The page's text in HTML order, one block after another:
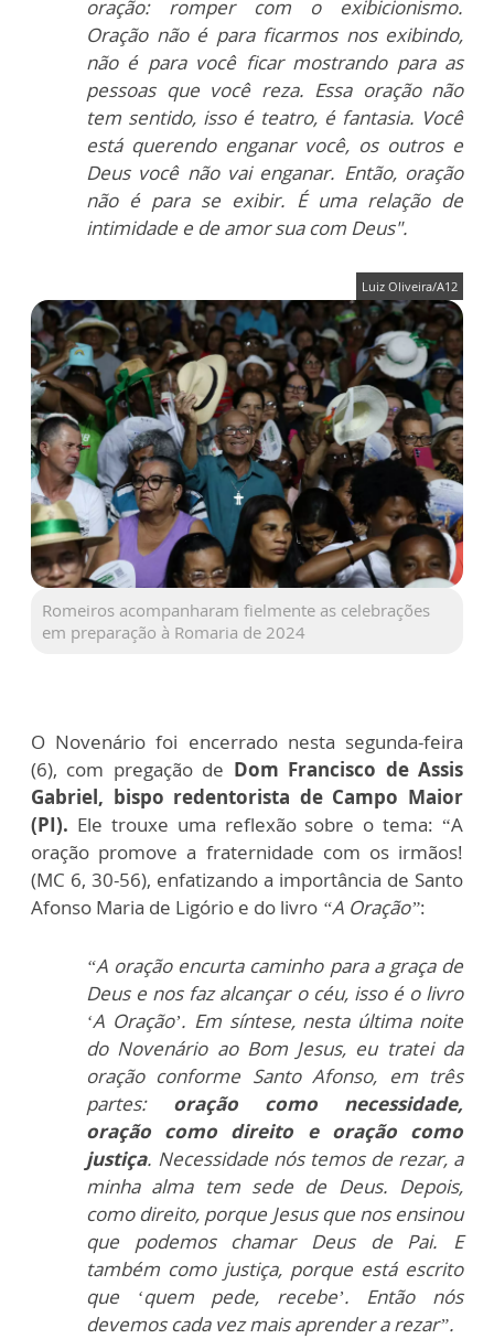
oração: romper com o exibicionismo.
Oração não é para ficarmos nos exibindo,
não é para você ficar mostrando para as
pessoas que você reza. Essa oração não
tem sentido, isso é teatro, é fantasia. Você
está querendo enganar você, os outros e
Deus você não vai enganar. Então, oração
não é para se exibir. É uma relação de
intimidade e de amor sua com Deus".
Luiz Oliveira/A12
Romeiros acompanharam fielmente as celebrações
em preparação à Romaria de 2024
O Novenário foi encerrado nesta segunda-feira
(6), com pregação de Dom Francisco de Assis
Gabriel, bispo redentorista de Campo Maior
(PI). Ele trouxe uma reflexão sobre o tema: “A
oração promove a fraternidade com os irmãos!
(MC 6, 30-56), enfatizando a importância de Santo
Afonso Maria de Ligório e do livro “A Oração”:
“A oração encurta caminho para a graça de
Deus e nos faz alcançar o céu, isso é o livro
‘A Oração’. Em síntese, nesta última noite
do Novenário ao Bom Jesus, eu tratei da
oração conforme Santo Afonso, em três
partes: oração como necessidade,
oração como direito e oração como
justiça. Necessidade nós temos de rezar, a
minha alma tem sede de Deus. Depois,
como direito, porque Jesus que nos ensinou
que podemos chamar Deus de Pai. E
também como justiça, porque está escrito
que ‘quem pede, recebe’. Então nós
devemos cada vez mais aprender a rezar”.